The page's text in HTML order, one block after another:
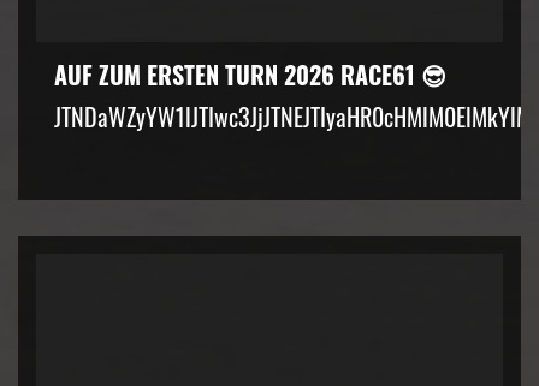
AUF ZUM ERSTEN TURN 2026 RACE61 😎